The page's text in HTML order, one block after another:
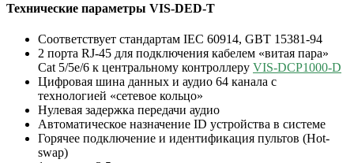
Технические параметры VIS-DED-T
Соответствует стандартам IEC 60914, GBT 15381-94
2 порта RJ-45 для подключения кабелем «витая пара»
Cat 5/5e/6 к центральному контроллеру VIS-DCP1000-D
Цифровая шина данных и аудио 64 канала с
технологией «сетевое кольцо»
Нулевая задержка передачи аудио
Автоматическое назначение ID устройства в системе
Горячее подключение и идентификация пультов (Hot-
swap)